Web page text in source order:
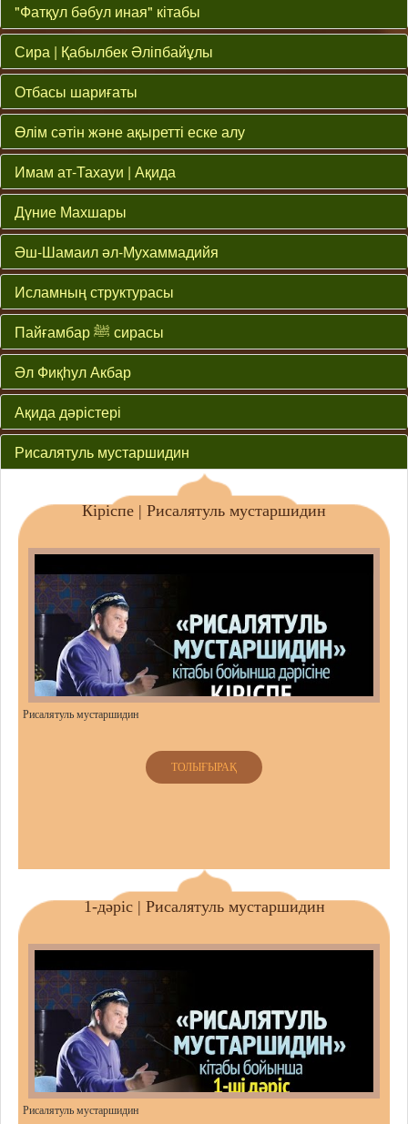
"Фатқул бәбул иная" кітабы
Сира | Қабылбек Әліпбайұлы
Отбасы шариғаты
Өлім сәтін және ақыретті еске алу
Имам ат-Тахауи | Ақида
Дүние Махшары
Әш-Шамаил әл-Мухаммадийя
Исламның структурасы
Пайғамбар ﷺ сирасы
Әл Фиқһул Акбар
Ақида дәрістері
Рисалятуль мустаршидин
Кіріспе | Рисалятуль мустаршидин
Рисалятуль мустаршидин
ТОЛЫҒЫРАҚ
1-дәріс | Рисалятуль мустаршидин
Рисалятуль мустаршидин